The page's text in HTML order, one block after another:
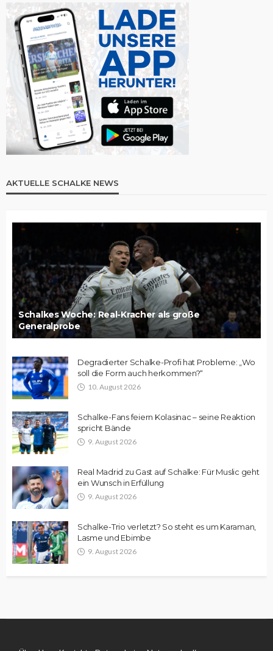
AKTUELLE SCHALKE NEWS
Schalkes Woche: Real-Kracher als große
Generalprobe
Degradierter Schalke-Profi hat Probleme: „Wo
soll die Form auch herkommen?“
10. August 2026
Schalke-Fans feiern Kolasinac – seine Reaktion
spricht Bände
9. August 2026
Real Madrid zu Gast auf Schalke: Für Muslic geht
ein Wunsch in Erfüllung
9. August 2026
Schalke-Trio verletzt? So steht es um Karaman,
Lasme und Ebimbe
9. August 2026